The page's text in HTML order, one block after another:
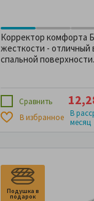
Корректор комфорта
жесткости - отличный
спальной поверхности.
Сравнить
В избранное
В
месяц
-48%
Подушка в
подарок